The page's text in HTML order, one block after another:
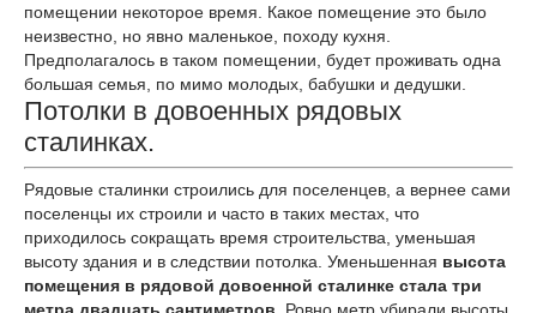
помещении некоторое время. Какое помещение это было
неизвестно, но явно маленькое, походу кухня.
Предполагалось в таком помещении, будет проживать одна
большая семья, по мимо молодых, бабушки и дедушки.
Потолки в довоенных рядовых
сталинках.
Рядовые сталинки строились для поселенцев, а вернее сами
поселенцы их строили и часто в таких местах, что
приходилось сокращать время строительства, уменьшая
высоту здания и в следствии потолка. Уменьшенная высота
помещения в рядовой довоенной сталинке стала три